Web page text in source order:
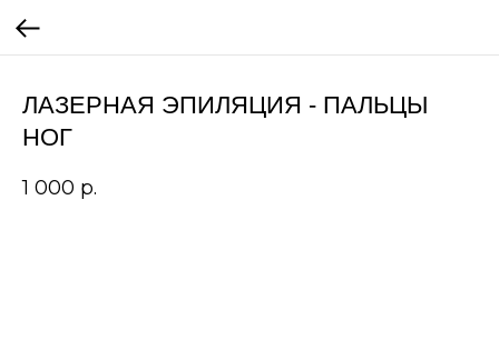
ЛАЗЕРНАЯ ЭПИЛЯЦИЯ - ПАЛЬЦЫ
НОГ
1 000 р.